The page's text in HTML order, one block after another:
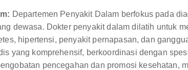
Departemen Penyakit Dalam berfokus pada
dewasa. Dokter penyakit dalam dilatih untuk
hipertensi, penyakit pernapasan, dan
yang komprehensif, berkoordinasi dengan
pencegahan dan promosi kesehatan,